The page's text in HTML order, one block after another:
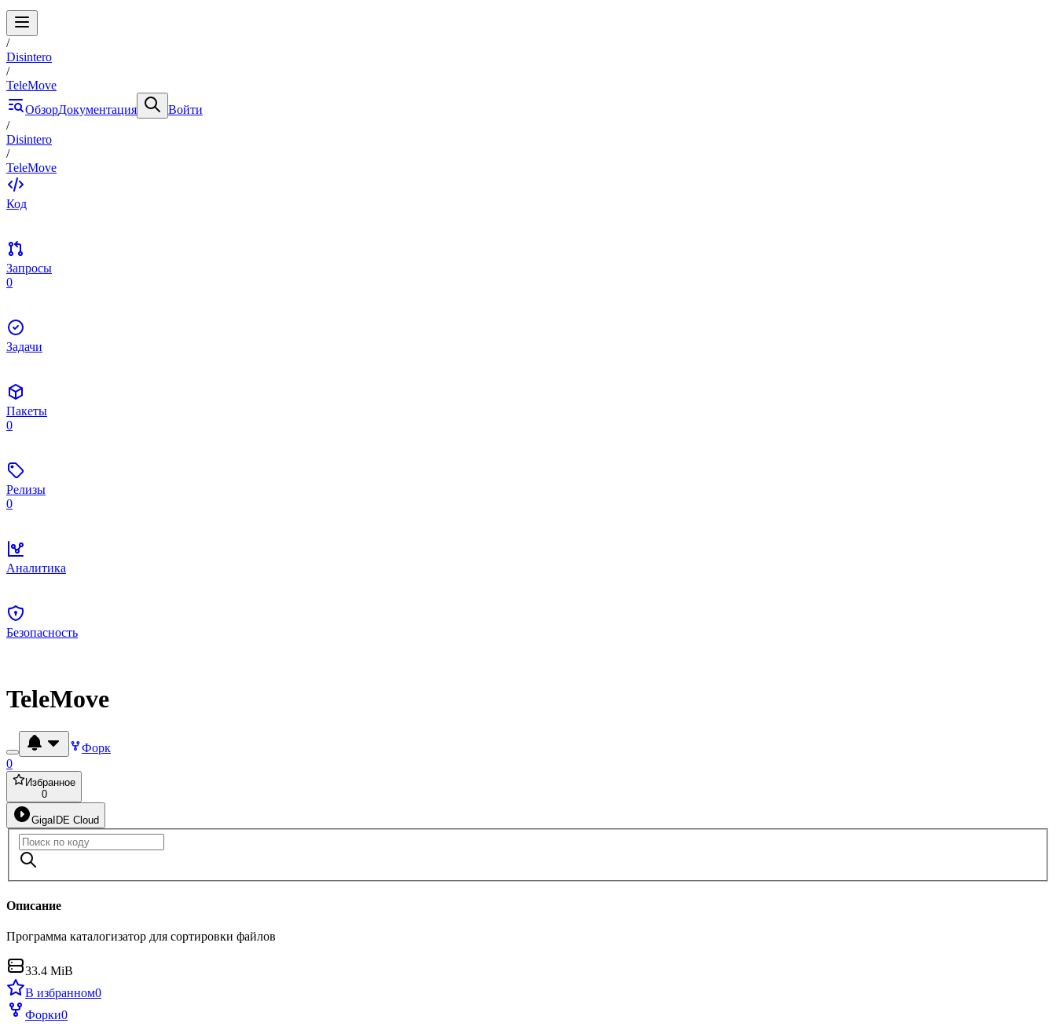
/
Disintero
/
TeleMove
ОбзорДокументация
Войти
/
Disintero
/
TeleMove
Код
Запросы
0
Задачи
Пакеты
0
Релизы
0
Аналитика
Безопасность
TeleMove
Форк
0
Избранное
0
GigaIDE Cloud
Описание
Программа каталогизатор для сортировки файлов
33.4 MiB
В избранном0
Форки0